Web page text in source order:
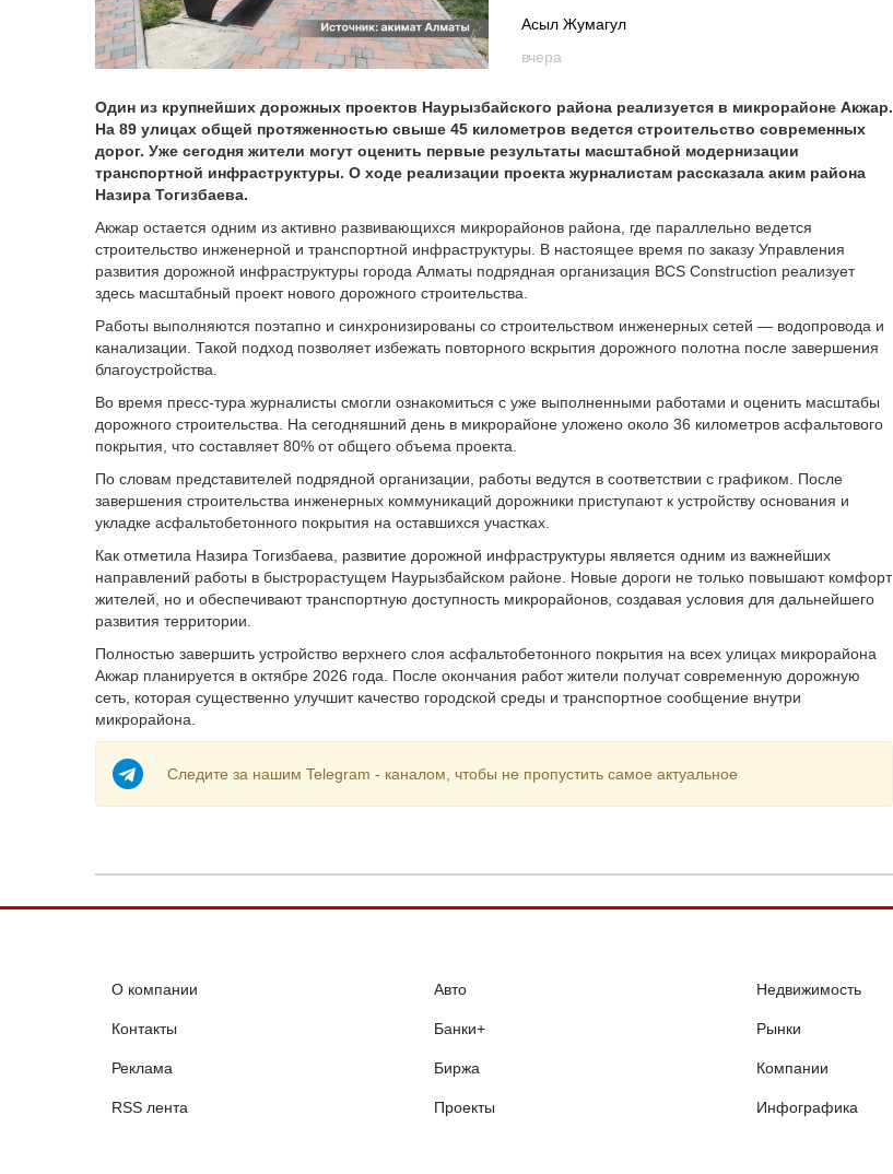
Асыл Жумагул
вчера
Один из крупнейших дорожных проектов Наурызбайского района реализуется в микрорайоне Акжар.
На 89 улицах общей протяженностью свыше 45 километров ведется строительство современных
дорог. Уже сегодня жители могут оценить первые результаты масштабной модернизации
транспортной инфраструктуры. О ходе реализации проекта журналистам рассказала аким района
Назира Тогизбаева.
Акжар остается одним из активно развивающихся микрорайонов района, где параллельно ведется
строительство инженерной и транспортной инфраструктуры. В настоящее время по заказу Управления
развития дорожной инфраструктуры города Алматы подрядная организация BCS Construction реализует
здесь масштабный проект нового дорожного строительства.
Работы выполняются поэтапно и синхронизированы со строительством инженерных сетей — водопровода и
канализации. Такой подход позволяет избежать повторного вскрытия дорожного полотна после завершения
благоустройства.
Во время пресс-тура журналисты смогли ознакомиться с уже выполненными работами и оценить масштабы
дорожного строительства. На сегодняшний день в микрорайоне уложено около 36 километров асфальтового
покрытия, что составляет 80% от общего объема проекта.
По словам представителей подрядной организации, работы ведутся в соответствии с графиком. После
завершения строительства инженерных коммуникаций дорожники приступают к устройству основания и
укладке асфальтобетонного покрытия на оставшихся участках.
Как отметила Назира Тогизбаева, развитие дорожной инфраструктуры является одним из важнейших
направлений работы в быстрорастущем Наурызбайском районе. Новые дороги не только повышают комфорт
жителей, но и обеспечивают транспортную доступность микрорайонов, создавая условия для дальнейшего
развития территории.
Полностью завершить устройство верхнего слоя асфальтобетонного покрытия на всех улицах микрорайона
Акжар планируется в октябре 2026 года. После окончания работ жители получат современную дорожную
сеть, которая существенно улучшит качество городской среды и транспортное сообщение внутри
микрорайона.
Следите за нашим Telegram - каналом, чтобы не пропустить самое актуальное
О компании
Контакты
Реклама
RSS лента
Авто
Банки+
Биржа
Проекты
Недвижимость
Рынки
Компании
Инфографика